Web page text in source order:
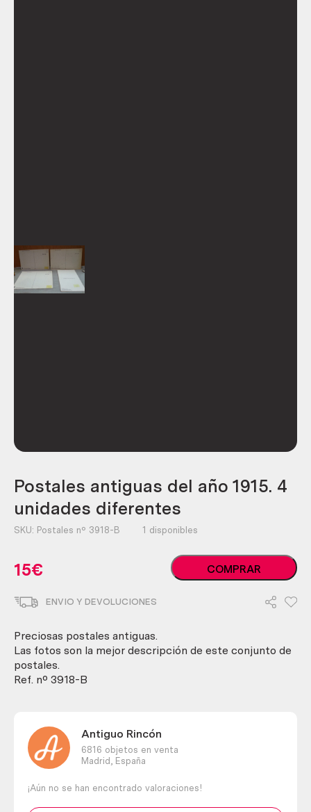
Postales antiguas del año 1915. 4
unidades diferentes
SKU: Postales nº 3918-B 1 disponibles
15€
Postales
antiguas
unidades
COMPRAR
ENVIO Y DEVOLUCIONES
Preciosas postales antiguas.
Las fotos son la mejor descripción de este conjunto de
postales.
Ref. nº 3918-B
Antiguo Rincón
6816 objetos en venta
Madrid,
España
¡Aún no se han encontrado valoraciones!